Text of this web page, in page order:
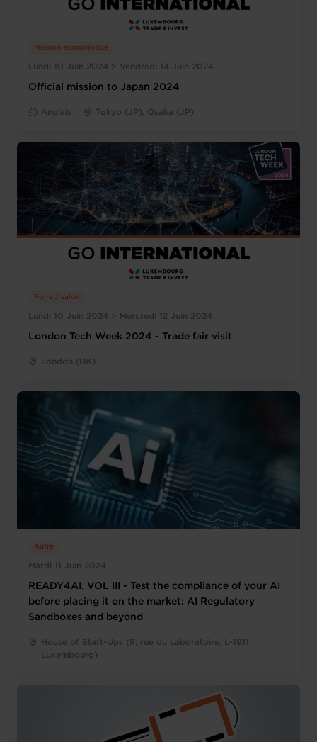
Lundi 10 Juin 2024 > Vendredi 14 Juin 2024
Mission économique
Official mission to Japan 2024
Anglais Tokyo (JP), Osaka (JP)
Lundi 10 Juin 2024 > Mercredi 12 Juin 2024
Foire / salon
London Tech Week 2024 - Trade fair visit
London (UK)
Mardi 11 Juin 2024
Autre
READY4AI, VOL III - Test the compliance of your AI
before placing it on the market: AI Regulatory
Sandboxes and beyond
House of Start-Ups (9, rue du Laboratoire, L-1911
Luxembourg)